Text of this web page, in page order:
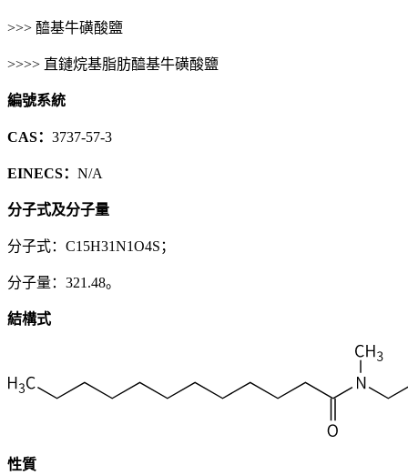
>>> 醯基牛磺酸鹽
>>>> 直鏈烷基脂肪醯基牛磺酸鹽
編號系統
CAS： 3737-57-3
EINECS： N/A
分子式及分子量
分子式：C15H31N1O4S；
分子量：321.48。
結構式
性質